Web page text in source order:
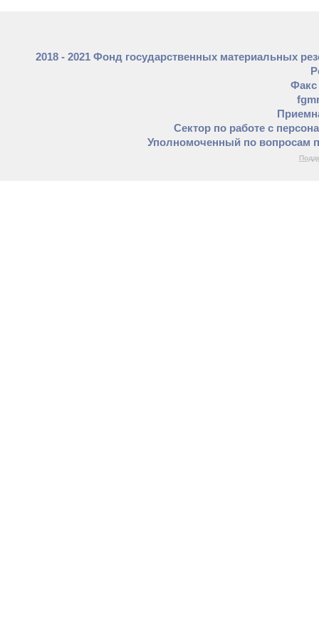
2018 - 2021 Фонд государственных материальных
Факс
Сектор по работе с
Уполномоченный по вопросам